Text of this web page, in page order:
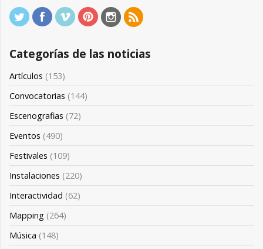
Categorías de las noticias
Artículos (153)
Convocatorias (144)
Escenografias (72)
Eventos (490)
Festivales (109)
Instalaciones (220)
Interactividad (62)
Mapping (264)
Música (148)